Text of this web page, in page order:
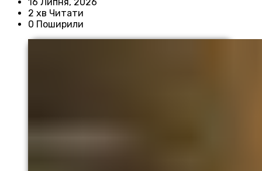
2 хв Читати
0 Поширили